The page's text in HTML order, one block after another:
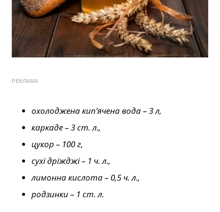
РЕКЛАМА
охолоджена кип’ячена вода – 3 л,
каркаде – 3 ст. л.,
цукор – 100 г,
сухі дріжджі – 1 ч. л.,
лимонна кислота – 0,5 ч. л.,
родзинки – 1 ст. л.